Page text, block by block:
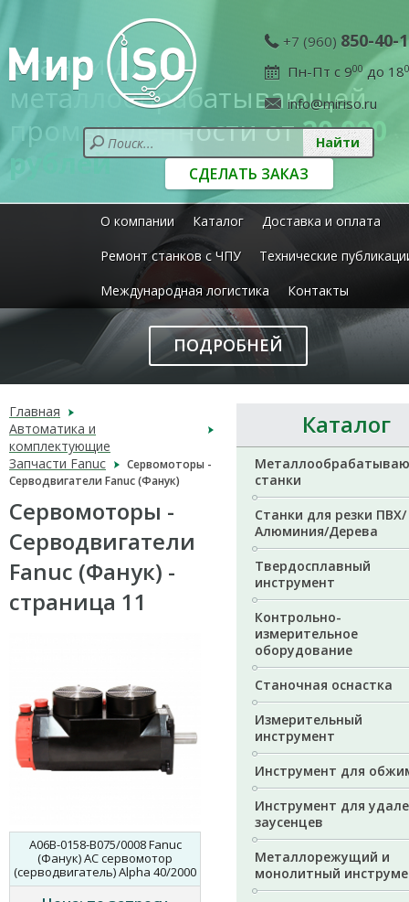
+7 (960) 850-40-
Пн-Пт с 900до 18
info@miriso.ru
СДЕЛАТЬ ЗАКАЗ
О компании Каталог
Доставка и оплата
Ремонт станков с ЧПУ
Технические
Международная логистика
Контакты
Станки для
металлообрабатывающей
промышленности от20 000
рублей
ПОДРОБНЕЙ
Главная
Автоматика и
комплектующие
Запчасти Fanuc
Сервомоторы -
Серводвигатели Fanuc (Фанук)
Сервомоторы -
Серводвигатели
Fanuc (Фанук) -
страница 11
A06B-0158-B075/0008 Fanuc
(Фанук) AC сервомотор
(серводвигатель) Alpha 40/2000
Каталог
станки
Станки для резки ПВХ/
Алюминия/Дерева
Твердосплавный
инструмент
Контрольно-
измерительное
оборудование
Станочная оснастка
Измерительный
инструмент
Инструмент для
Инструмент для
заусенцев
Металлорежущий и
монолитный